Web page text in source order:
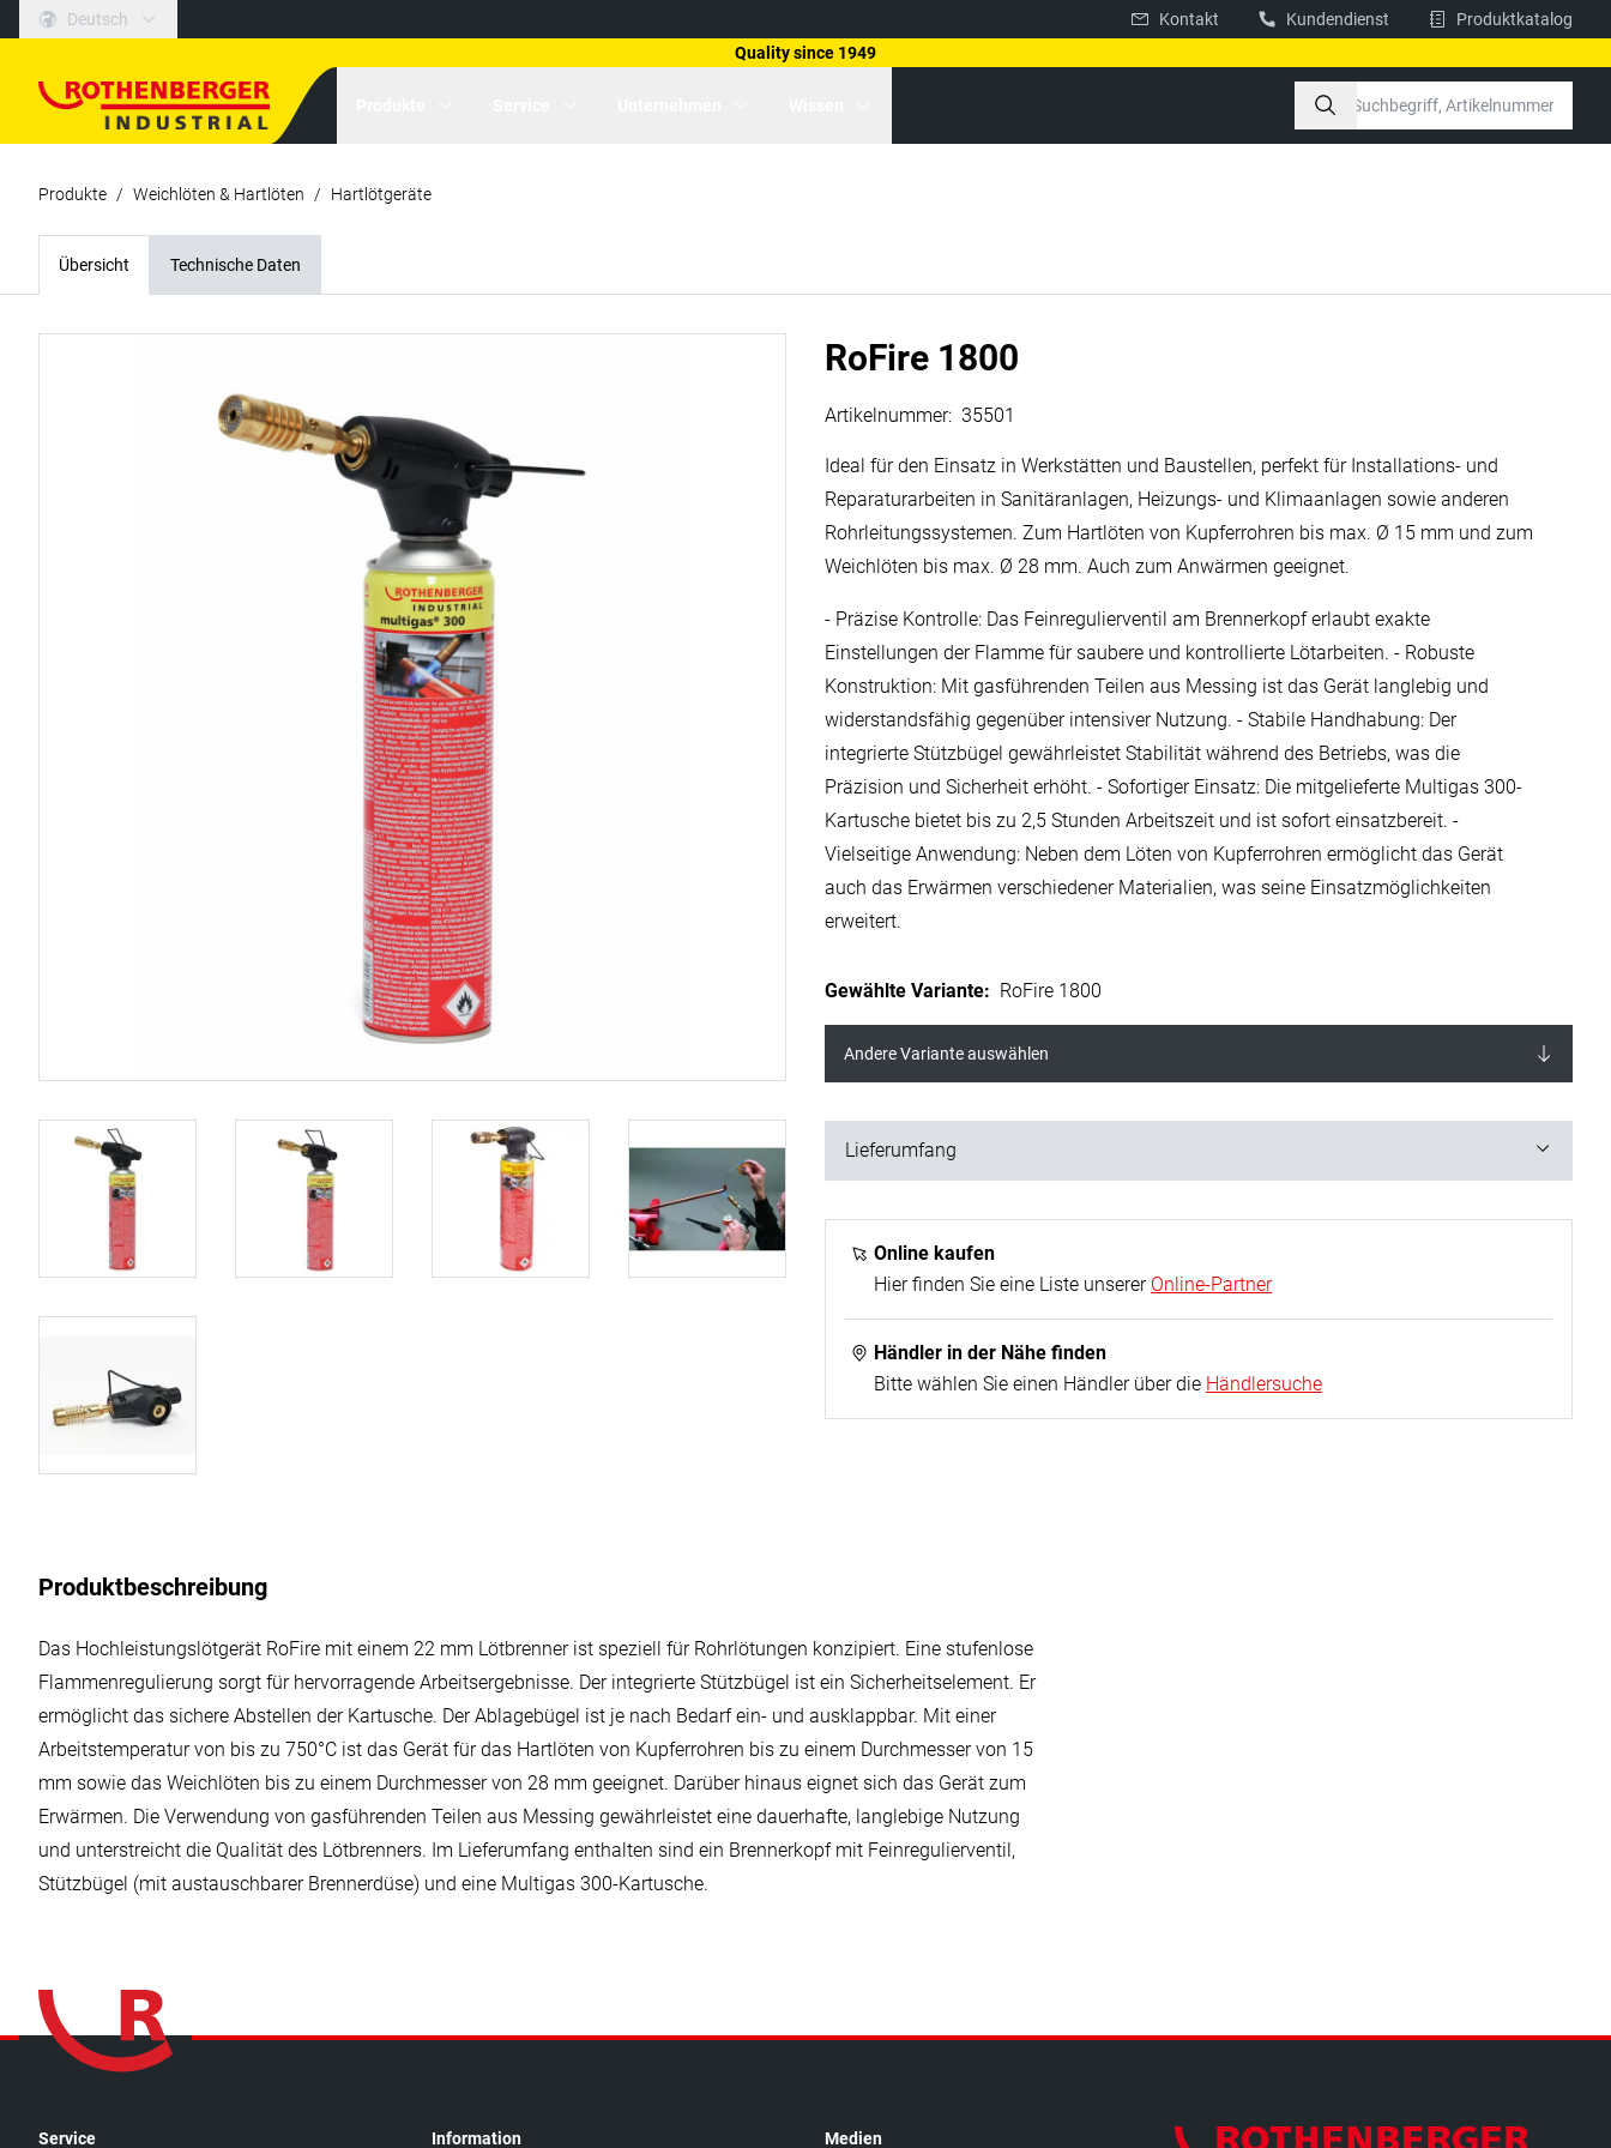
Deutsch Kontakt Kundendienst
Produktkatalog
Quality since 1949
Produkte / Weichlöten & Hartlöten / Hartlötgeräte
Übersicht Technische Daten
RoFire 1800
Artikelnummer: 35501
Ideal für den Einsatz in Werkstätten und Baustellen, perfekt für Installations- und
Reparaturarbeiten in Sanitäranlagen, Heizungs- und Klimaanlagen sowie anderen
Rohrleitungssystemen. Zum Hartlöten von Kupferrohren bis max. Ø 15 mm und zum
Weichlöten bis max. Ø 28 mm. Auch zum Anwärmen geeignet.
- Präzise Kontrolle: Das Feinregulierventil am Brennerkopf erlaubt exakte
Einstellungen der Flamme für saubere und kontrollierte Lötarbeiten. - Robuste
Konstruktion: Mit gasführenden Teilen aus Messing ist das Gerät langlebig und
widerstandsfähig gegenüber intensiver Nutzung. - Stabile Handhabung: Der
integrierte Stützbügel gewährleistet Stabilität während des Betriebs, was die
Präzision und Sicherheit erhöht. - Sofortiger Einsatz: Die mitgelieferte Multigas 300-
Kartusche bietet bis zu 2,5 Stunden Arbeitszeit und ist sofort einsatzbereit. -
Vielseitige Anwendung: Neben dem Löten von Kupferrohren ermöglicht das Gerät
auch das Erwärmen verschiedener Materialien, was seine Einsatzmöglichkeiten
erweitert.
Gewählte Variante: RoFire 1800
Andere Variante auswählen
Lieferumfang
Online kaufen
Hier finden Sie eine Liste unserer Online-Partner
Händler in der Nähe finden
Bitte wählen Sie einen Händler über die Händlersuche
Produktbeschreibung
Das Hochleistungslötgerät RoFire mit einem 22 mm Lötbrenner ist speziell für Rohrlötungen konzipiert. Eine stufenlose
Flammenregulierung sorgt für hervorragende Arbeitsergebnisse. Der integrierte Stützbügel ist ein Sicherheitselement. Er
ermöglicht das sichere Abstellen der Kartusche. Der Ablagebügel ist je nach Bedarf ein- und ausklappbar. Mit einer
Arbeitstemperatur von bis zu 750°C ist das Gerät für das Hartlöten von Kupferrohren bis zu einem Durchmesser von 15
mm sowie das Weichlöten bis zu einem Durchmesser von 28 mm geeignet. Darüber hinaus eignet sich das Gerät zum
Erwärmen. Die Verwendung von gasführenden Teilen aus Messing gewährleistet eine dauerhafte, langlebige Nutzung
und unterstreicht die Qualität des Lötbrenners. Im Lieferumfang enthalten sind ein Brennerkopf mit Feinregulierventil,
Stützbügel (mit austauschbarer Brennerdüse) und eine Multigas 300-Kartusche.
Service Information Medien